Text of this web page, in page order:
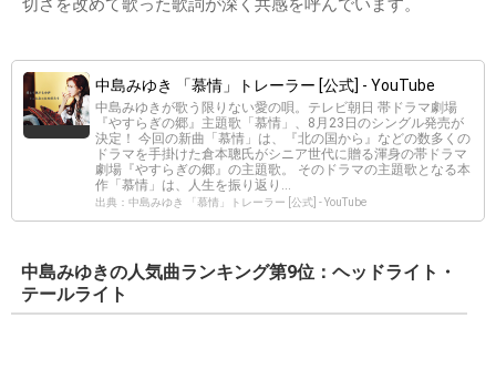
切さを改めて歌った歌詞が深く共感を呼んでいます。
中島みゆき 「慕情」トレーラー [公式] - YouTube
中島みゆきが歌う限りない愛の唄。テレビ朝日 帯ドラマ劇場
『やすらぎの郷』主題歌「慕情」、8月23日のシングル発売が
決定！ 今回の新曲「慕情」は、『北の国から』などの数多くの
ドラマを手掛けた倉本聰氏がシニア世代に贈る渾身の帯ドラマ
劇場『やすらぎの郷』の主題歌。 そのドラマの主題歌となる本
作「慕情」は、人生を振り返り...
出典：中島みゆき 「慕情」トレーラー [公式] - YouTube
中島みゆきの人気曲ランキング第9位：ヘッドライト・
テールライト